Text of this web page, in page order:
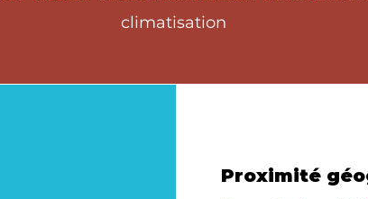
climatisation
Proximité